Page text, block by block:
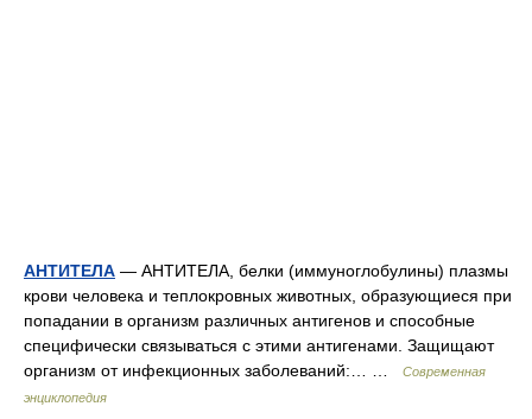
АНТИТЕЛА — АНТИТЕЛА, белки (иммуноглобулины) плазмы
крови человека и теплокровных животных, образующиеся при
попадании в организм различных антигенов и способные
специфически связываться с этими антигенами. Защищают
организм от инфекционных заболеваний:… …
Современная
энциклопедия